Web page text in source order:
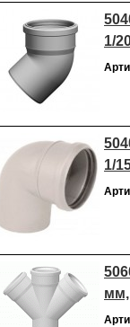
1/
1/